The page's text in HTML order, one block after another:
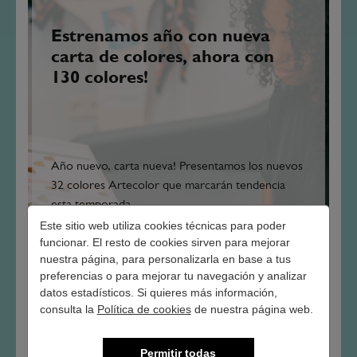
Este sitio web utiliza cookies técnicas para poder
funcionar. El resto de cookies sirven para mejorar
nuestra página, para personalizarla en base a tus
preferencias o para mejorar tu navegación y analizar
datos estadísticos. Si quieres más información,
consulta la Política de cookiesde nuestra página web.
Permitir todas
Estrenamos año con nueva
carta de colores, ahora con
130 colores!
Año nuevo, carta nueva! Presentamos los nuevos
32 colores Artecolor que marcarán tendencia
esta temporada.
Leer más